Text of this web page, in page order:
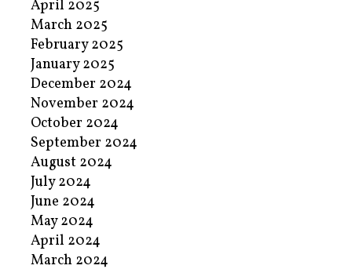
April 2025
March 2025
February 2025
January 2025
December 2024
November 2024
October 2024
September 2024
August 2024
July 2024
June 2024
May 2024
April 2024
March 2024